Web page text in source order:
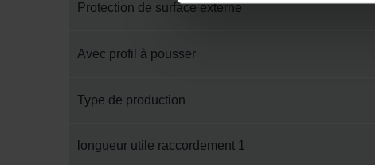
Zehnder Group Italia S.r.l.: Privacy
Protection de surface externe
Avec profil à pousser
Type de production
longueur utile raccordement 1